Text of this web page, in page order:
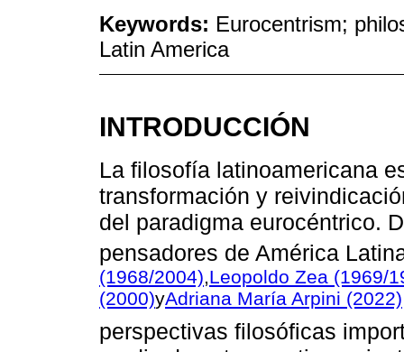
Keywords: Eurocentrism;
Latin America
INTRODUCCIÓN
La filosofía latinoamericana
transformación y
del paradigma eurocéntrico.
pensadores de América
(1968/2004),Leopoldo Zea (1969/
(2000)yAdriana María Arpini (2022)
perspectivas filosóficas